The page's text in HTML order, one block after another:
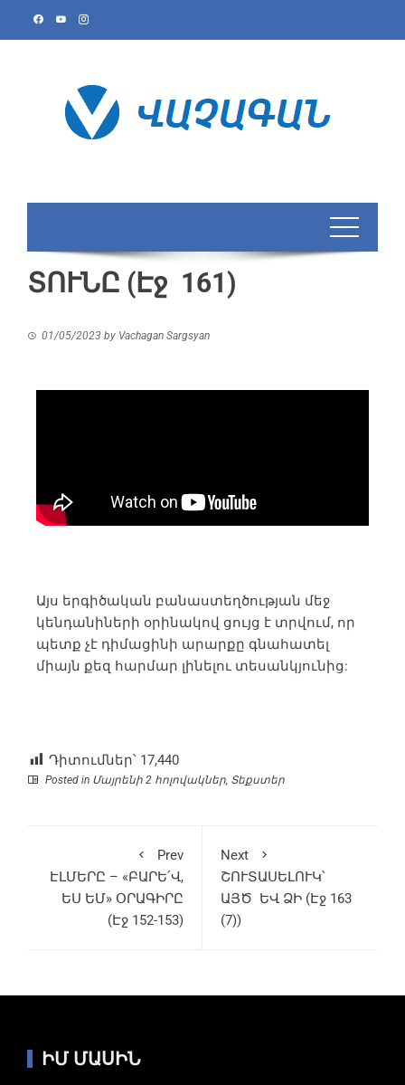
ՏՈՒՆԸ (Էջ 161)
01/05/2023 by Vachagan Sargsyan
Այս երգիծական բանաստեղծության մեջ
կենդանիների օրինակով ցույց է տրվում, որ
պետք չէ դիմացինի արարքը գնահատել
միայն քեզ հարմար լինելու տեսանկյունից:
Դիտումներ՝ 17,440
Posted in Մայրենի 2 հոլովակներ, Տեքստեր
Prev
ԷԼՄԵՐԸ – «ԲԱՐԵ՛Վ,
ԵՍ ԵՄ» ՕՐԱԳԻՐԸ
(Էջ 152-153)
Next
ՇՈՒՏԱՍԵԼՈՒԿ՝
ԱՅԾ ԵՎ ՁԻ (Էջ 163
(7))
ԻՄ ՄԱՍԻՆ